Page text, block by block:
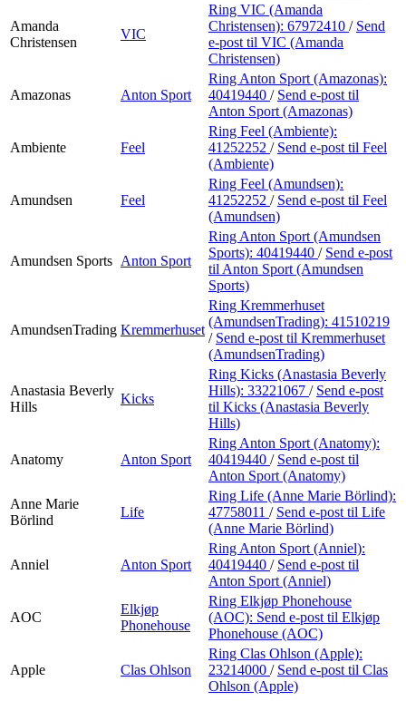
Amanda
Christensen
VIC
Ring VIC (Amanda
Christensen): 67972410 / Send
e-post til VIC (Amanda
Christensen)
Amazonas Anton Sport
Ring Anton Sport (Amazonas):
40419440 / Send e-post til
Anton Sport (Amazonas)
Ambiente Feel
Ring Feel (Ambiente):
41252252 / Send e-post til Feel
(Ambiente)
Amundsen Feel
Ring Feel (Amundsen):
41252252 / Send e-post til Feel
(Amundsen)
Amundsen Sports Anton Sport
Ring Anton Sport (Amundsen
Sports): 40419440 / Send e-post
til Anton Sport (Amundsen
Sports)
AmundsenTrading Kremmerhuset
Ring Kremmerhuset
(AmundsenTrading): 41510219
/ Send e-post til Kremmerhuset
(AmundsenTrading)
Anastasia Beverly
Hills
Kicks
Ring Kicks (Anastasia Beverly
Hills): 33221067 / Send e-post
til Kicks (Anastasia Beverly
Hills)
Anatomy Anton Sport
Ring Anton Sport (Anatomy):
40419440 / Send e-post til
Anton Sport (Anatomy)
Anne Marie
Börlind
Life
Ring Life (Anne Marie Börlind):
47758011 / Send e-post til Life
(Anne Marie Börlind)
Anniel Anton Sport
Ring Anton Sport (Anniel):
40419440 / Send e-post til
Anton Sport (Anniel)
AOC
Elkjøp
Phonehouse
Ring Elkjøp Phonehouse
(AOC): Send e-post til Elkjøp
Phonehouse (AOC)
Apple Clas Ohlson
Ring Clas Ohlson (Apple):
23214000 / Send e-post til Clas
Ohlson (Apple)